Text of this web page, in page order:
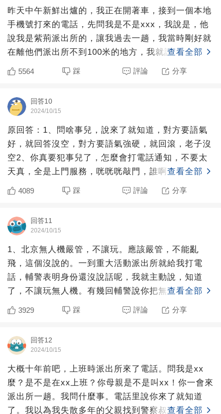
昨天中午新鮮出爐的，我正在開著車，接到一個本地
手機號打來的電話，先問我是不是xxx，我說是，他
說我是紫荊派出所的，讓我過去一趟，我當時剛好就
在離他們派出所不到100米的地方，我就說我就在你
們附近，他說
查看全部
5564 踩 評論 分享
回答10
2024/10/15
原回答：1、問啥事兒，說來了就知道，對方要語氣
好，就回答沒空，對方要語氣強硬，就回滾，老子沒
空2、你真要犯事兒了，怎麼會打電話通知，不要太
天真，全是上門服務，咣咣咣敲門，誰啊，物業，開
門直接被一群人按
查看全部
4089 踩 評論 分享
回答11
2024/10/15
1、北京無人機嚴管，不讓玩。應該嚴管，不能亂
飛，這個沒說的。一到重大活動派出所就給我打電
話，輔警表明身份還沒說話呢，我就主動說，知道
了，不讓玩無人機。有幾回輔警說你把無人機交派出
所來吧，我明確拒絕。后
查看全部
3929 踩 評論 分享
回答12
2024/10/15
大概十年前吧，上班時派出所來了電話。問我是xx
麼？是不是在xx上班？你母親是不是叫xx！你一會來
派出所一趟。我問什麼事。電話里說你來了就知道
了。我以為我失散多年的父親找到警察叔叔要求我贍
查看全部